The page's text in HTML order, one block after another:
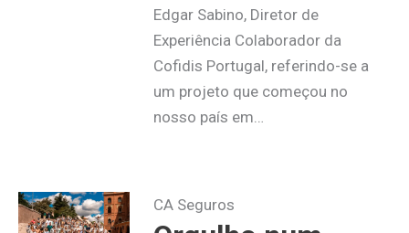
Edgar Sabino, Diretor de
Experiência Colaborador da
Cofidis Portugal, referindo-se a
um projeto que começou no
nosso país em…
CA Seguros